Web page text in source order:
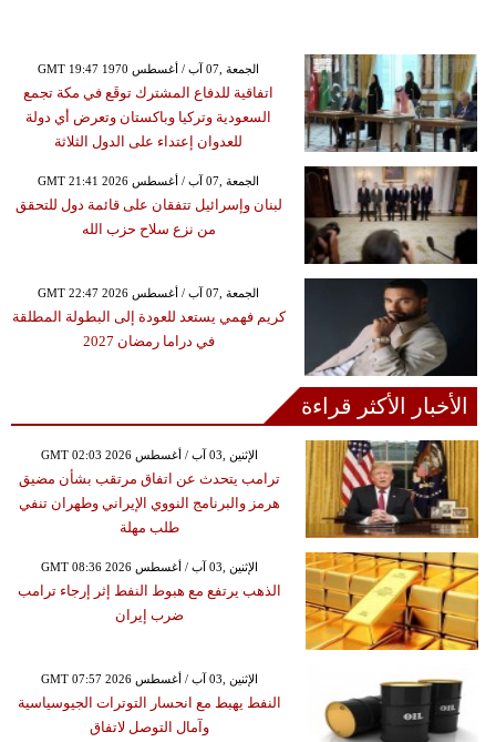
GMT 19:47 1970 الجمعة ,07 آب / أغسطس
اتفاقية للدفاع المشترك توقَع في مكة تجمع
السعودية وتركيا وباكستان وتعرض أي دولة
للعدوان إعتداء على الدول الثلاثة
GMT 21:41 2026 الجمعة ,07 آب / أغسطس
لبنان وإسرائيل تتفقان على قائمة دول للتحقق
من نزع سلاح حزب الله
GMT 22:47 2026 الجمعة ,07 آب / أغسطس
كريم فهمي يستعد للعودة إلى البطولة المطلقة
في دراما رمضان 2027
الأخبار الأكثر قراءة
GMT 02:03 2026 الإثنين ,03 آب / أغسطس
ترامب يتحدث عن اتفاق مرتقب بشأن مضيق
هرمز والبرنامج النووي الإيراني وطهران تنفي
طلب مهلة
GMT 08:36 2026 الإثنين ,03 آب / أغسطس
الذهب يرتفع مع هبوط النفط إثر إرجاء ترامب
ضرب إيران
GMT 07:57 2026 الإثنين ,03 آب / أغسطس
النفط يهبط مع انحسار التوترات الجيوسياسية
وآمال التوصل لاتفاق